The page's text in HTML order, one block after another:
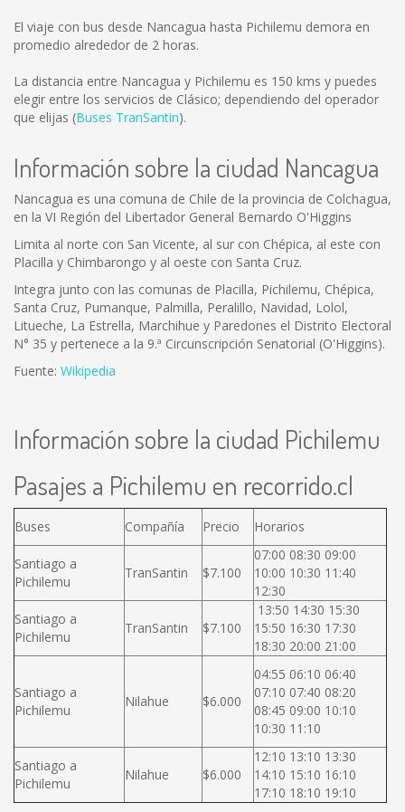
El viaje con bus desde Nancagua hasta Pichilemu demora en
promedio alrededor de 2 horas.
La distancia entre Nancagua y Pichilemu es 150 kms y puedes
elegir entre los servicios de Clásico; dependiendo del operador
que elijas (Buses TranSantin).
Información sobre la ciudad Nancagua
Nancagua es una comuna de Chile de la provincia de Colchagua,
en la VI Región del Libertador General Bernardo O'Higgins
Limita al norte con San Vicente, al sur con Chépica, al este con
Placilla y Chimbarongo y al oeste con Santa Cruz.
Integra junto con las comunas de Placilla, Pichilemu, Chépica,
Santa Cruz, Pumanque, Palmilla, Peralillo, Navidad, Lolol,
Litueche, La Estrella, Marchihue y Paredones el Distrito Electoral
N° 35 y pertenece a la 9.ª Circunscripción Senatorial (O'Higgins).
Fuente: Wikipedia
Información sobre la ciudad Pichilemu
Pasajes a Pichilemu en recorrido.cl
Buses Compañía Precio Horarios
Santiago a
Pichilemu
TranSantin $7.100
07:00 08:30 09:00
10:00 10:30 11:40
12:30
Santiago a
Pichilemu
TranSantin $7.100
13:50 14:30 15:30
15:50 16:30 17:30
18:30 20:00 21:00
Santiago a
Pichilemu
Nilahue $6.000
04:55 06:10 06:40
07:10 07:40 08:20
08:45 09:00 10:10
10:30 11:10
Santiago a
Pichilemu
Nilahue $6.000
12:10 13:10 13:30
14:10 15:10 16:10
17:10 18:10 19:10